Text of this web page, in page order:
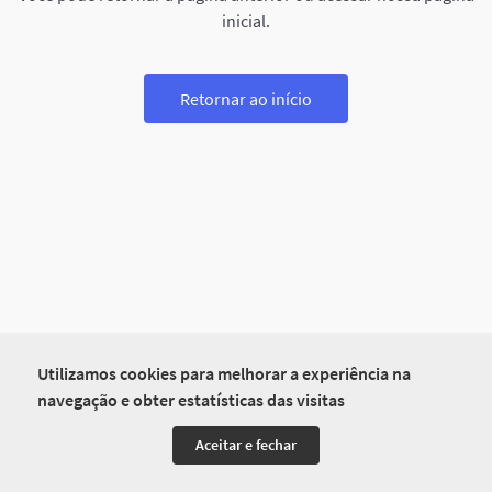
Utilizamos cookies para melhorar a experiência na
navegação e obter estatísticas das visitas
Aceitar e fechar
inicial.
Retornar ao início